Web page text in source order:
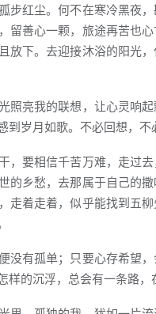
步红尘。何不在寒冷黑夜
留善心一颗，旅途再苦也
放下。去迎接沐浴的阳光
照亮我的联想，让心灵响
岁月如歌。不必回想，不
，要相信千苦万难，走过
的乡愁，去那属于自己的
走着走着，似乎能找到五
没有孤单；只要心存希望
的沉浮，总会有一条路，